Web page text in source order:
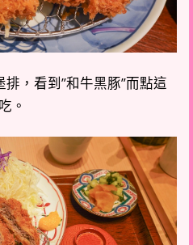
，看到”和牛黑豚”而點這
。